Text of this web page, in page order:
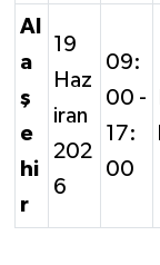
Al
a
ş
e
hi
r
19
Haz
iran
202
6
09:
00 -
17:
00